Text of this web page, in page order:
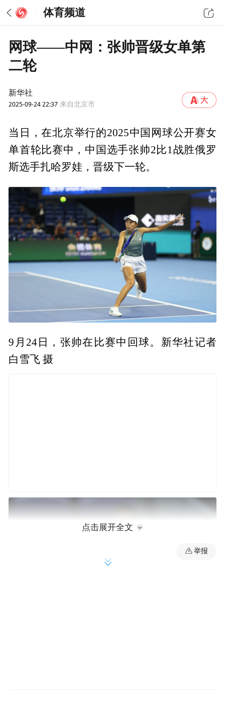
体育频道
网球——中网：张帅晋级女单第
二轮
新华社
2025-09-24 22:37 来自北京市
当日，在北京举行的2025中国网球公开赛女
单首轮比赛中，中国选手张帅2比1战胜俄罗
斯选手扎哈罗娃，晋级下一轮。
9月24日，张帅在比赛中回球。新华社记者
白雪飞 摄
点击展开全文
举报